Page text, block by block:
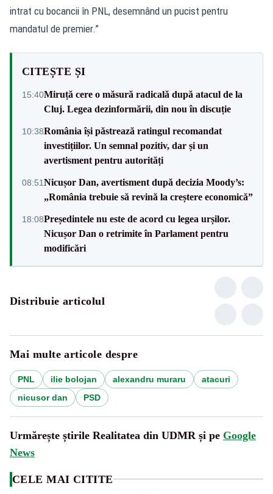
intrat cu bocancii în PNL, desemnând un pucist pentru
mandatul de premier.”
CITEȘTE ȘI
15:40Miruță cere o măsură radicală după atacul de la
Cluj. Legea dezinformării, din nou în discuție
10:38România își păstrează ratingul recomandat
investițiilor. Un semnal pozitiv, dar și un
avertisment pentru autorități
08:51Nicușor Dan, avertisment după decizia Moody’s:
„România trebuie să revină la creștere economică”
18:08Președintele nu este de acord cu legea urșilor.
Nicușor Dan o retrimite în Parlament pentru
modificări
Distribuie articolul
Mai multe articole despre
PNL ilie bolojan alexandru muraru
atacuri
nicusor dan
PSD
Urmărește știrile Realitatea din UDMR și pe Google
News
CELE MAI CITITE